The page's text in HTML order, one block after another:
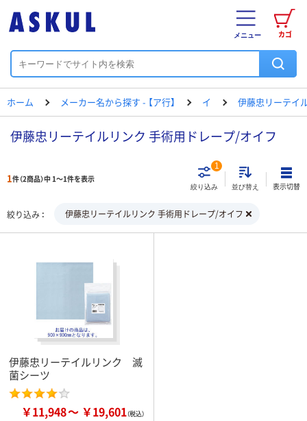
カゴ
メニュー
ホーム メーカー名から探す - 【ア行】 イ 伊藤忠リーテイ
伊藤忠リーテイルリンク 手術用ドレープ/オイフ
1件（2商品）中 1～1件を表示
絞り込み
1
並び替え 表示切替
絞り込み 伊藤忠リーテイルリンク 手術用ドレープ/オイフ
伊藤忠リーテイルリンク 滅
菌シーツ
￥11,948 ￥19,601